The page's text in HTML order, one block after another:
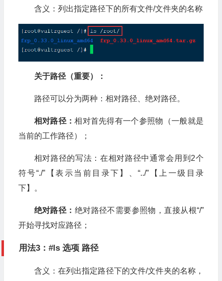
含义：列出指定路径下的所有文件/文件夹的名称
关于路径（重要）：
路径可以分为两种：相对路径、绝对路径。
相对路径：相对首先得有一个参照物（一般就是
当前的工作路径）；
相对路径的写法：在相对路径中通常会用到2个
符号“./”【表示当前目录下】、“../”【上一级目录
下】。
绝对路径： 绝对路径不需要参照物，直接从根“/”
开始寻找对应路径；
用法3：#ls 选项 路径
含义：在列出指定路径下的文件/文件夹的名称，